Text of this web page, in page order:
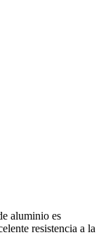
aluminio es
resistencia a la